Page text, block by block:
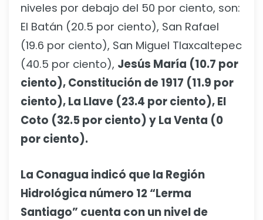
niveles por debajo del 50 por ciento, son:
El Batán (20.5 por ciento), San Rafael
(19.6 por ciento), San Miguel Tlaxcaltepec
(40.5 por ciento), Jesús María (10.7 por
ciento), Constitución de 1917 (11.9 por
ciento), La Llave (23.4 por ciento), El
Coto (32.5 por ciento) y La Venta (0
por ciento).
La Conagua indicó que la Región
Hidrológica número 12 “Lerma
Santiago” cuenta con un nivel de